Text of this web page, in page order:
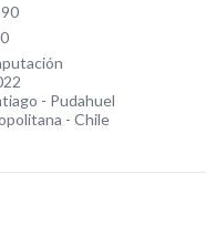
- Pudahuel
- Chile